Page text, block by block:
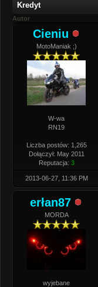
Kredyt
Autor
Cieniu
MotoManiak ;)
W-wa
RN19
Liczba postów: 1,265
Dołączył: May 2011
Reputacja: 3
2013-06-27, 11:36 PM
erłan87
MORDA
wyjebane